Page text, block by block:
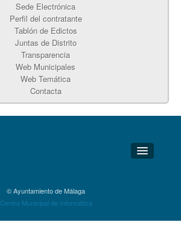
Sede Electrónica
Perfil del contratante
Tablón de Edictos
Juntas de Distrito
Transparencia
Web Municipales
Web Temática
Contacta
© Ayuntamiento de Málaga
Centro Municipal de Informática